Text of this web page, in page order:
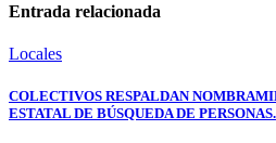
Entrada relacionada
Locales
COLECTIVOS RESPALDAN
ESTATAL DE BÚSQUEDA DE PERSONAS.